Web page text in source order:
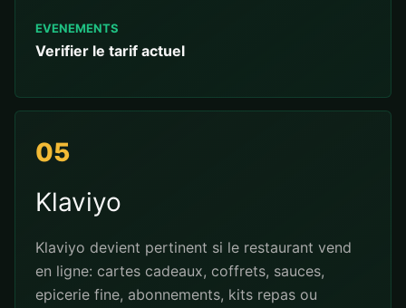
EVENEMENTS
Verifier le tarif actuel
05
Klaviyo
Klaviyo devient pertinent si le restaurant vend
en ligne: cartes cadeaux, coffrets, sauces,
epicerie fine, abonnements, kits repas ou